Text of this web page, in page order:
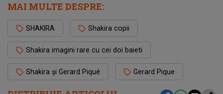
MAI MULTE DESPRE:
SHAKIRA Shakira copii
Shakira imagini rare cu cei doi baieti
Shakira și Gerard Piqué Gerard Pique